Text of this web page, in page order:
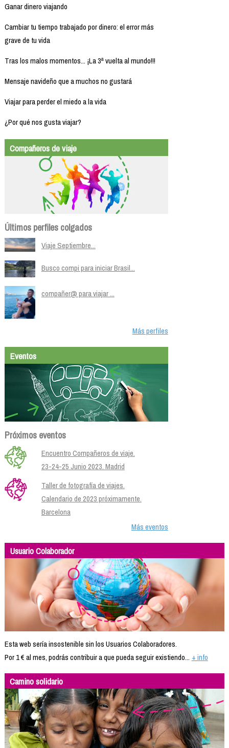
Ganar dinero viajando
Cambiar tu tiempo trabajado por dinero: el error más
grave de tu vida
Tras los malos momentos... ¡La 3ª vuelta al mundo!!!
Mensaje navideño que a muchos no gustará
Viajar para perder el miedo a la vida
¿Por qué nos gusta viajar?
Compañeros de viaje
Últimos perfiles colgados
Viaje Septiembre...
Busco compi para iniciar Brasil...
compañer@ para viajar ...
Más perfiles
Eventos
Próximos eventos
Encuentro Compañeros de viaje.
23-24-25 Junio 2023. Madrid
Taller de fotografía de viajes.
Calendario de 2023 próximamente.
Barcelona
Más eventos
Usuario Colaborador
Esta web sería insostenible sin los Usuarios Colaboradores.
Por 1 € al mes, podrás contribuir a que pueda seguir existiendo... + info
Camino solidario